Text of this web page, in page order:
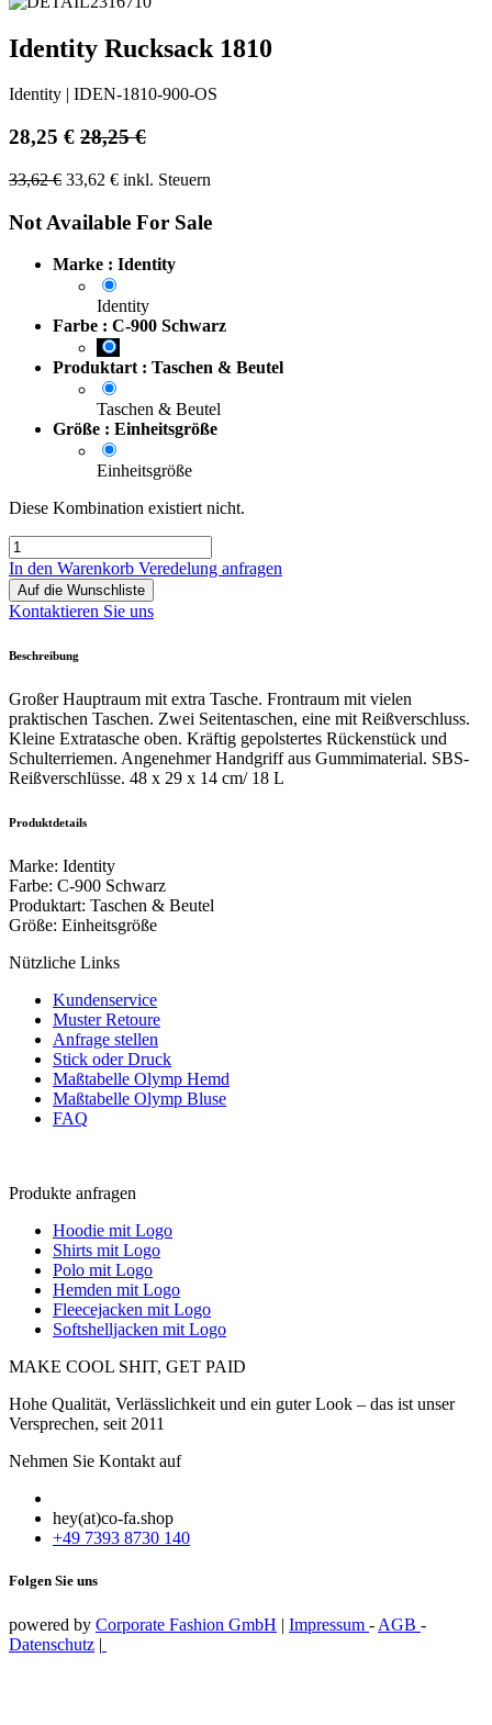
Identity Rucksack 1810
Identity IDEN-1810-900-OS
28,25 € 28,25€
33,62€ 33,62 € inkl. Steuern
Not Available For Sale
Marke : Identity
Identity
Farbe : C-900 Schwarz
Produktart : Taschen & Beutel
Taschen & Beutel
Größe : Einheitsgröße
Einheitsgröße
Diese Kombination existiert nicht.
In den Warenkorb Veredelung anfragen
Auf die Wunschliste
Kontaktieren Sie uns
Beschreibung
Großer Hauptraum mit extra Tasche. Frontraum mit vielen
praktischen Taschen. Zwei Seitentaschen, eine mit Reißverschluss.
Kleine Extratasche oben. Kräftig gepolstertes Rückenstück und
Schulterriemen. Angenehmer Handgriff aus Gummimaterial. SBS-
Reißverschlüsse. 48 x 29 x 14 cm/ 18 L
Produktdetails
Marke: Identity
Farbe: C-900 Schwarz
Produktart: Taschen & Beutel
Größe: Einheitsgröße
Nützliche Links
Kundenservice
Muster Retoure
Anfrage stellen
Stick oder Druck
Maßtabelle Olymp Hemd
Maßtabelle Olymp Bluse
FAQ
Produkte anfragen
Hoodie mit Logo
Shirts mit Logo
Polo mit Logo
Hemden mit Logo
Fleecejacken mit Logo
Softshelljacken mit Logo
MAKE COOL SHIT, GET PAID
Hohe Qualität, Verlässlichkeit und ein guter Look – das ist unser
Versprechen, seit 2011
Nehmen Sie Kontakt auf
hey(at)co-fa.shop
+49 7393 8730 140
Folgen Sie uns
powered by Corporate Fashion GmbH | Impressum - AGB -
Datenschutz |